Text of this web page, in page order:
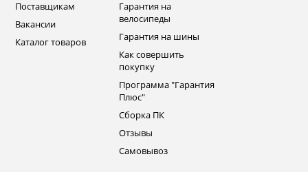
Поставщикам
Вакансии
Каталог товаров
Гарантия на
велосипеды
Гарантия на шины
Как совершить
покупку
Программа "Гарантия
Плюс"
Сборка ПК
Отзывы
Самовывоз